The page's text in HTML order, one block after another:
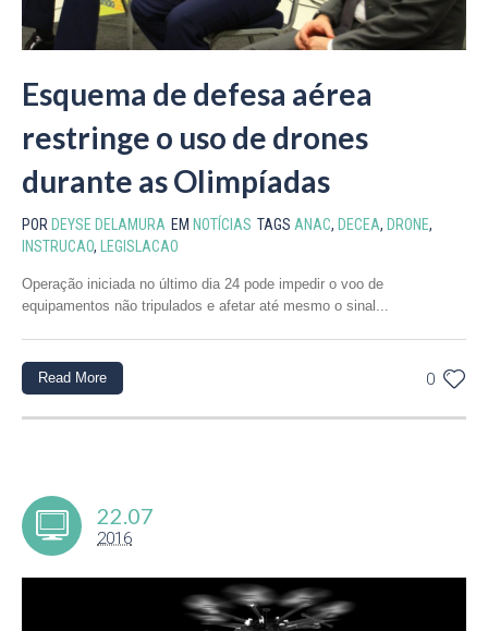
Esquema de defesa aérea
restringe o uso de drones
durante as Olimpíadas
POR DEYSE DELAMURA EM NOTÍCIAS TAGS ANAC, DECEA, DRONE,
INSTRUCAO, LEGISLACAO
Operação iniciada no último dia 24 pode impedir o voo de
equipamentos não tripulados e afetar até mesmo o sinal...
0
Read More
22.07
2016